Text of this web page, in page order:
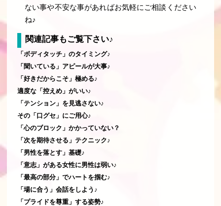
ない事や不安な事があればお気軽にご相談ください
ね♪
関連記事もご覧下さい♪
「ボディタッチ」のタイミング♪
「聞いている」アピールが大事♪
「好きだからこそ」極める♪
適度な「控えめ」がいい♪
「テンション」を見逃さない♪
その「口グセ」にご用心♪
「心のブロック」かかっていない？
「次を期待させる」テクニック♪
「男性を落とす」基礎♪
「意志」がある女性に男性は弱い♪
「最高の部分」でハートを掴む♪
「場に合う」会話をしよう♪
「プライドを尊重」する姿勢♪